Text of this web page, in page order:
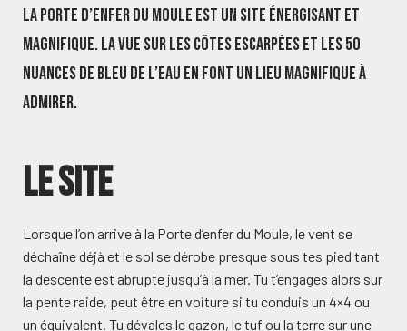
La porte d’enfer du Moule est un site énergisant et
magnifique. La vue sur les côtes escarpées et les 50
nuances de bleu de l’eau en font un lieu magnifique à
admirer.
Le site
Lorsque l’on arrive à la Porte d’enfer du Moule, le vent se
déchaîne déjà et le sol se dérobe presque sous tes pied tant
la descente est abrupte jusqu’à la mer. Tu t’engages alors sur
la pente raide, peut être en voiture si tu conduis un 4×4 ou
un équivalent. Tu dévales le gazon, le tuf ou la terre sur une